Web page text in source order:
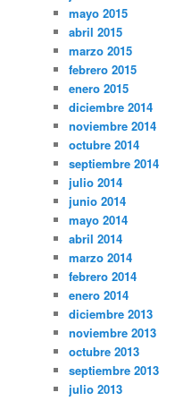
mayo 2015
abril 2015
marzo 2015
febrero 2015
enero 2015
diciembre 2014
noviembre 2014
octubre 2014
septiembre 2014
julio 2014
junio 2014
mayo 2014
abril 2014
marzo 2014
febrero 2014
enero 2014
diciembre 2013
noviembre 2013
octubre 2013
septiembre 2013
julio 2013